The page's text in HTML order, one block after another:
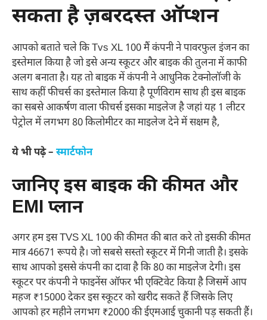
सकता है ज़बरदस्त ऑप्शन
आपको बताते चले कि Tvs XL 100 मैं कंपनी ने पावरफुल इंजन का
इस्तेमाल किया है जो इसे अन्य स्कूटर और बाइक की तुलना में काफी
अलग बनाता है। यह तो बाइक में कंपनी ने आधुनिक टेक्नोलॉजी के
साथ कहीं फीचर्स का इस्तेमाल किया है पूर्णविराम साथ ही इस बाइक
का सबसे आकर्षण वाला फीचर्स इसका माइलेज है जहां यह 1 लीटर
पेट्रोल में लगभग 80 किलोमीटर का माइलेज देने में सक्षम है,
ये भी पढ़े – स्मार्टफोन
जानिए इस बाइक की कीमत और
EMI प्लान
अगर हम इस TVS XL 100 की कीमत की बात करे तो इसकी कीमत
मात्र 46671 रूपये है। जो सबसे सस्तो स्कूटर में गिनी जाती है। इसके
साथ आपको इससे कंपनी का दावा है कि 80 का माइलेज देगी। इस
स्कूटर पर कंपनी ने फाइनेंस ऑफर भी एक्टिवेट किया है जिसमें आप
महज ₹15000 देकर इस स्कूटर को खरीद सकते हैं जिसके लिए
आपको हर महीने लगभग ₹2000 की ईएमआई चुकानी पड़ सकती हैं।